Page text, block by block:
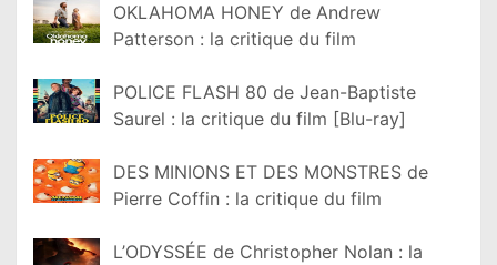
OKLAHOMA HONEY de Andrew
Patterson : la critique du film
POLICE FLASH 80 de Jean-Baptiste
Saurel : la critique du film [Blu-ray]
DES MINIONS ET DES MONSTRES de
Pierre Coffin : la critique du film
L’ODYSSÉE de Christopher Nolan : la